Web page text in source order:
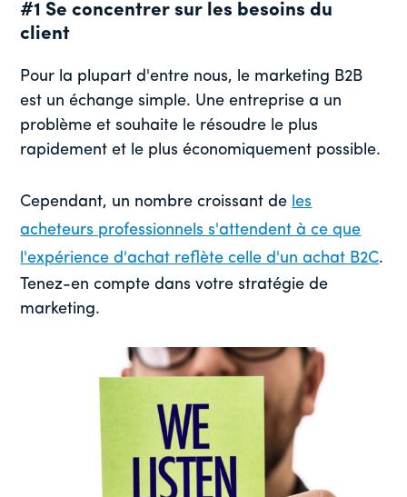
#1 Se concentrer sur les besoins du
client
Pour la plupart d'entre nous, le marketing B2B
est un échange simple. Une entreprise a un
problème et souhaite le résoudre le plus
rapidement et le plus économiquement possible.
Cependant, un nombre croissant de les
acheteurs professionnels s'attendent à ce que
l'expérience d'achat reflète celle d'un achat B2C.
Tenez-en compte dans votre stratégie de
marketing.